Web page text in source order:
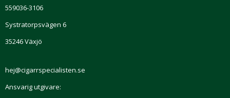
559036-3106
Systratorpsvägen 6
35246 Växjö
hej@cigarrspecialisten.se
Ansvarig utgivare: